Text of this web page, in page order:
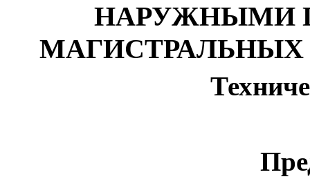
НАРУЖНЫМИ
МАГИСТРАЛЬНЫХ